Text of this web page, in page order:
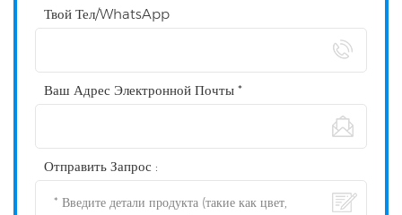
Твой Тел/WhatsApp
Ваш Адрес Электронной Почты *
Отправить Запрос :